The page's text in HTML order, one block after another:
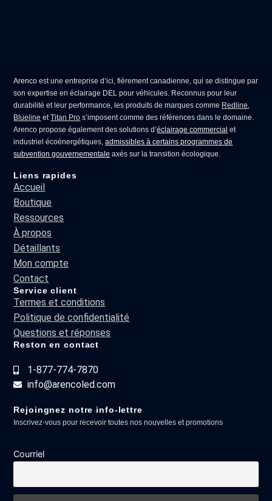
Arenco est une entreprise d’ici, fièrement canadienne, qui se distingue par
son expertise enéclairage DEL pour véhicules. Reconnus pour leur
durabilité et leur performance, les produits de marques comme Redline,
Blueline etTitan Pro s’imposent comme des références dans le domaine.
Arenco propose également des solutions d’éclairage commercial et
industriel écoénergétiques,admissibles à certains programmes de
subvention gouvernementale axés sur la transition écologique.
Liens rapides
Accueil
Boutique
Ressources
À propos
Détaillants
Mon compte
Contact
Service client
Termes et conditions
Politique de confidentialité
Questions et réponses
Reston en contact
1-877-774-7870
info@arencoled.com
Rejoingnez notre info-lettre
Inscrivez-vous pour recevoir toutes nos nouvelles et promotions
Courriel